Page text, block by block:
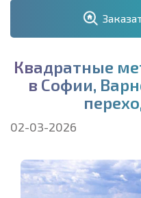
Квадратные ме
в Софии, Варн
перехо
02-03-2026